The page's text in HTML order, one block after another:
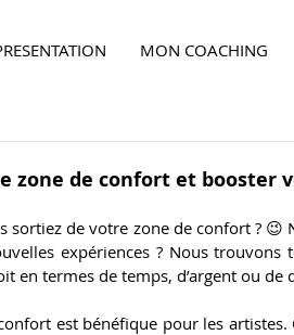
MON COACHING
zone de confort et booster
sortiez de votre zone de confort ? 😉
expériences ? Nous
en termes de temps, d’argent ou de
est bénéfique pour les